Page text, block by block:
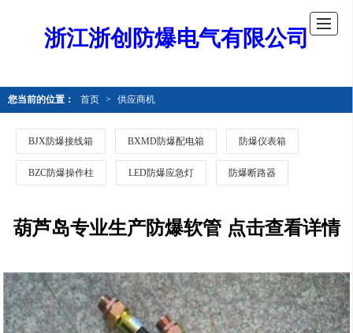
浙江浙创防爆电气有限公司
您当前的位置： 首页 > 供应商机
BJX防爆接线箱 BXMD防爆配电箱 防爆仪表箱
BZC防爆操作柱 LED防爆应急灯 防爆断路器
葫芦岛专业生产防爆软管 点击查看详情